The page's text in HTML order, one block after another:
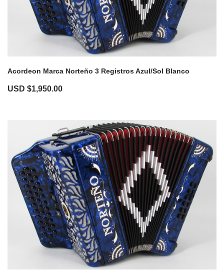
Acordeon Marca Norteño 3 Registros Azul/Sol Blanco
USD $1,950.00